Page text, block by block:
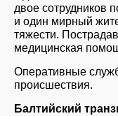
двое сотрудников
и один мирный
тяжести.
медицинская
Оперативные
происшествия.
Балтийский